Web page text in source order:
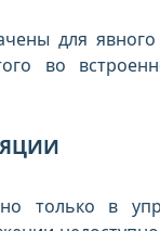
для
во
только в